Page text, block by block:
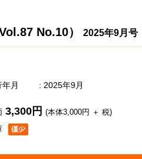
No.10） 2025年9月号
月 : 2025年9月
3,300円 (本体3,000円 ＋ 税)